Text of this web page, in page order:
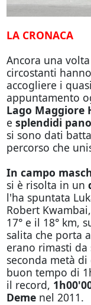
LA CRONACA
Ancora una
circostanti
accogliere i
appuntamento
Lago Maggiore
e splendidi
si sono dati
percorso che
In campo
si è risolta in un
l'ha spuntata
Robert Kwambai,
17° e il 18° km,
salita che porta
erano rimasti da
seconda metà
buon tempo di
il record,
Demenel 2011.